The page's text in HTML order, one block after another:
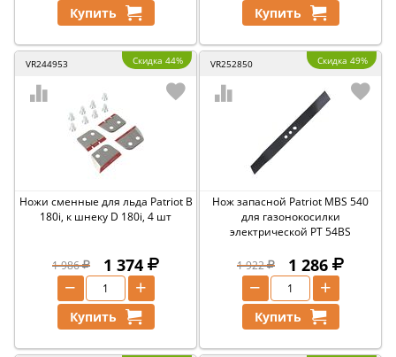
Купить Купить
VR244953 Скидка 44%
Ножи сменные для льда Patriot B
180i, к шнеку D 180i, 4 шт
1 986 1 374
+
−
Купить
VR252850 Скидка 49%
Нож запасной Patriot MBS 540
для газонокосилки
электрической PT 54BS
1 922 1 286
+
−
Купить